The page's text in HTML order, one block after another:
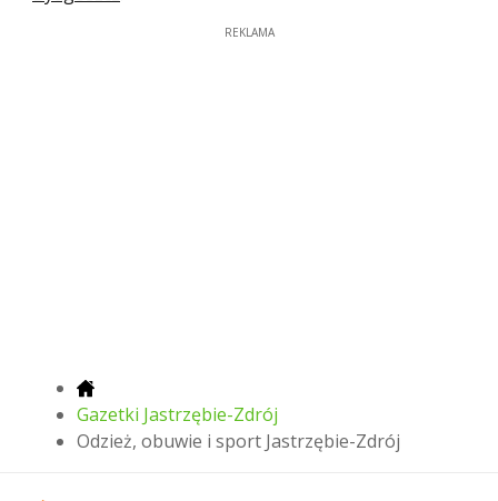
REKLAMA
Gazetki Jastrzębie-Zdrój
Odzież, obuwie i sport Jastrzębie-Zdrój